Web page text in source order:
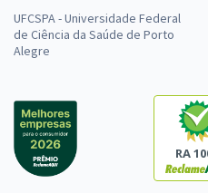
UFCSPA - Universidade Federal
de Ciência da Saúde de Porto
Alegre
RA